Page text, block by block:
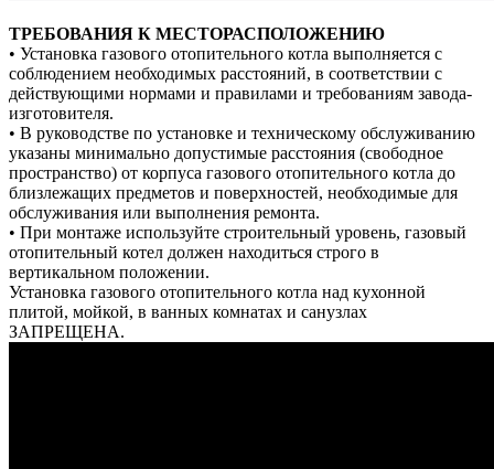
ТРЕБОВАНИЯ К МЕСТОРАСПОЛОЖЕНИЮ
• Установка газового отопительного котла выполняется с
соблюдением необходимых расстояний, в соответствии с
действующими нормами и правилами и требованиям завода-
изготовителя.
• В руководстве по установке и техническому обслуживанию
указаны минимально допустимые расстояния (свободное
пространство) от корпуса газового отопительного котла до
близлежащих предметов и поверхностей, необходимые для
обслуживания или выполнения ремонта.
• При монтаже используйте строительный уровень, газовый
отопительный котел должен находиться строго в
вертикальном положении.
Установка газового отопительного котла над кухонной
плитой, мойкой, в ванных комнатах и санузлах
ЗАПРЕЩЕНА.